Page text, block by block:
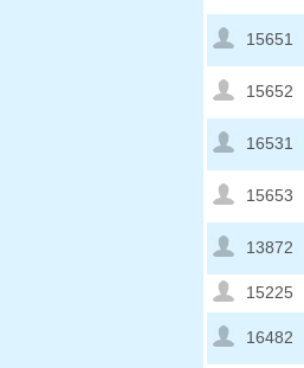
15651
15652
16531
15653
13872
15225
16482